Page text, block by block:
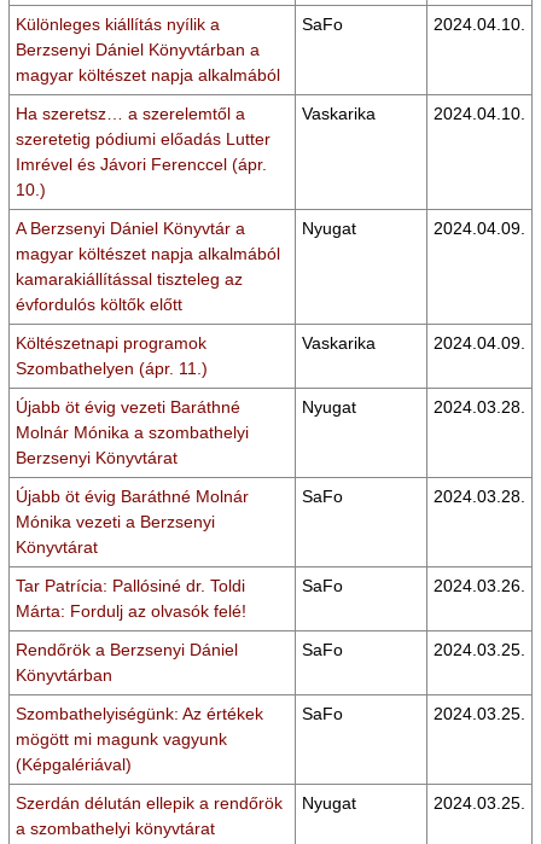
Különleges kiállítás nyílik a
Berzsenyi Dániel Könyvtárban a
magyar költészet napja alkalmából
SaFo 2024.04.10.
Ha szeretsz… a szerelemtől a
szeretetig pódiumi előadás Lutter
Imrével és Jávori Ferenccel (ápr.
10.)
Vaskarika 2024.04.10.
A Berzsenyi Dániel Könyvtár a
magyar költészet napja alkalmából
kamarakiállítással tiszteleg az
évfordulós költők előtt
Nyugat 2024.04.09.
Költészetnapi programok
Szombathelyen (ápr. 11.)
Vaskarika 2024.04.09.
Újabb öt évig vezeti Baráthné
Molnár Mónika a szombathelyi
Berzsenyi Könyvtárat
Nyugat 2024.03.28.
Újabb öt évig Baráthné Molnár
Mónika vezeti a Berzsenyi
Könyvtárat
SaFo 2024.03.28.
Tar Patrícia: Pallósiné dr. Toldi
Márta: Fordulj az olvasók felé!
SaFo 2024.03.26.
Rendőrök a Berzsenyi Dániel
Könyvtárban
SaFo 2024.03.25.
Szombathelyiségünk: Az értékek
mögött mi magunk vagyunk
(Képgalériával)
SaFo 2024.03.25.
Szerdán délután ellepik a rendőrök
a szombathelyi könyvtárat
Nyugat 2024.03.25.